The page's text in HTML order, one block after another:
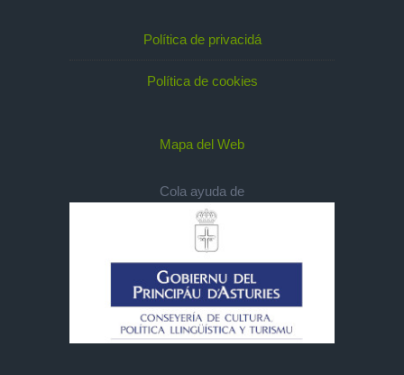
Política de privacidá
Política de cookies
Mapa del Web
Cola ayuda de